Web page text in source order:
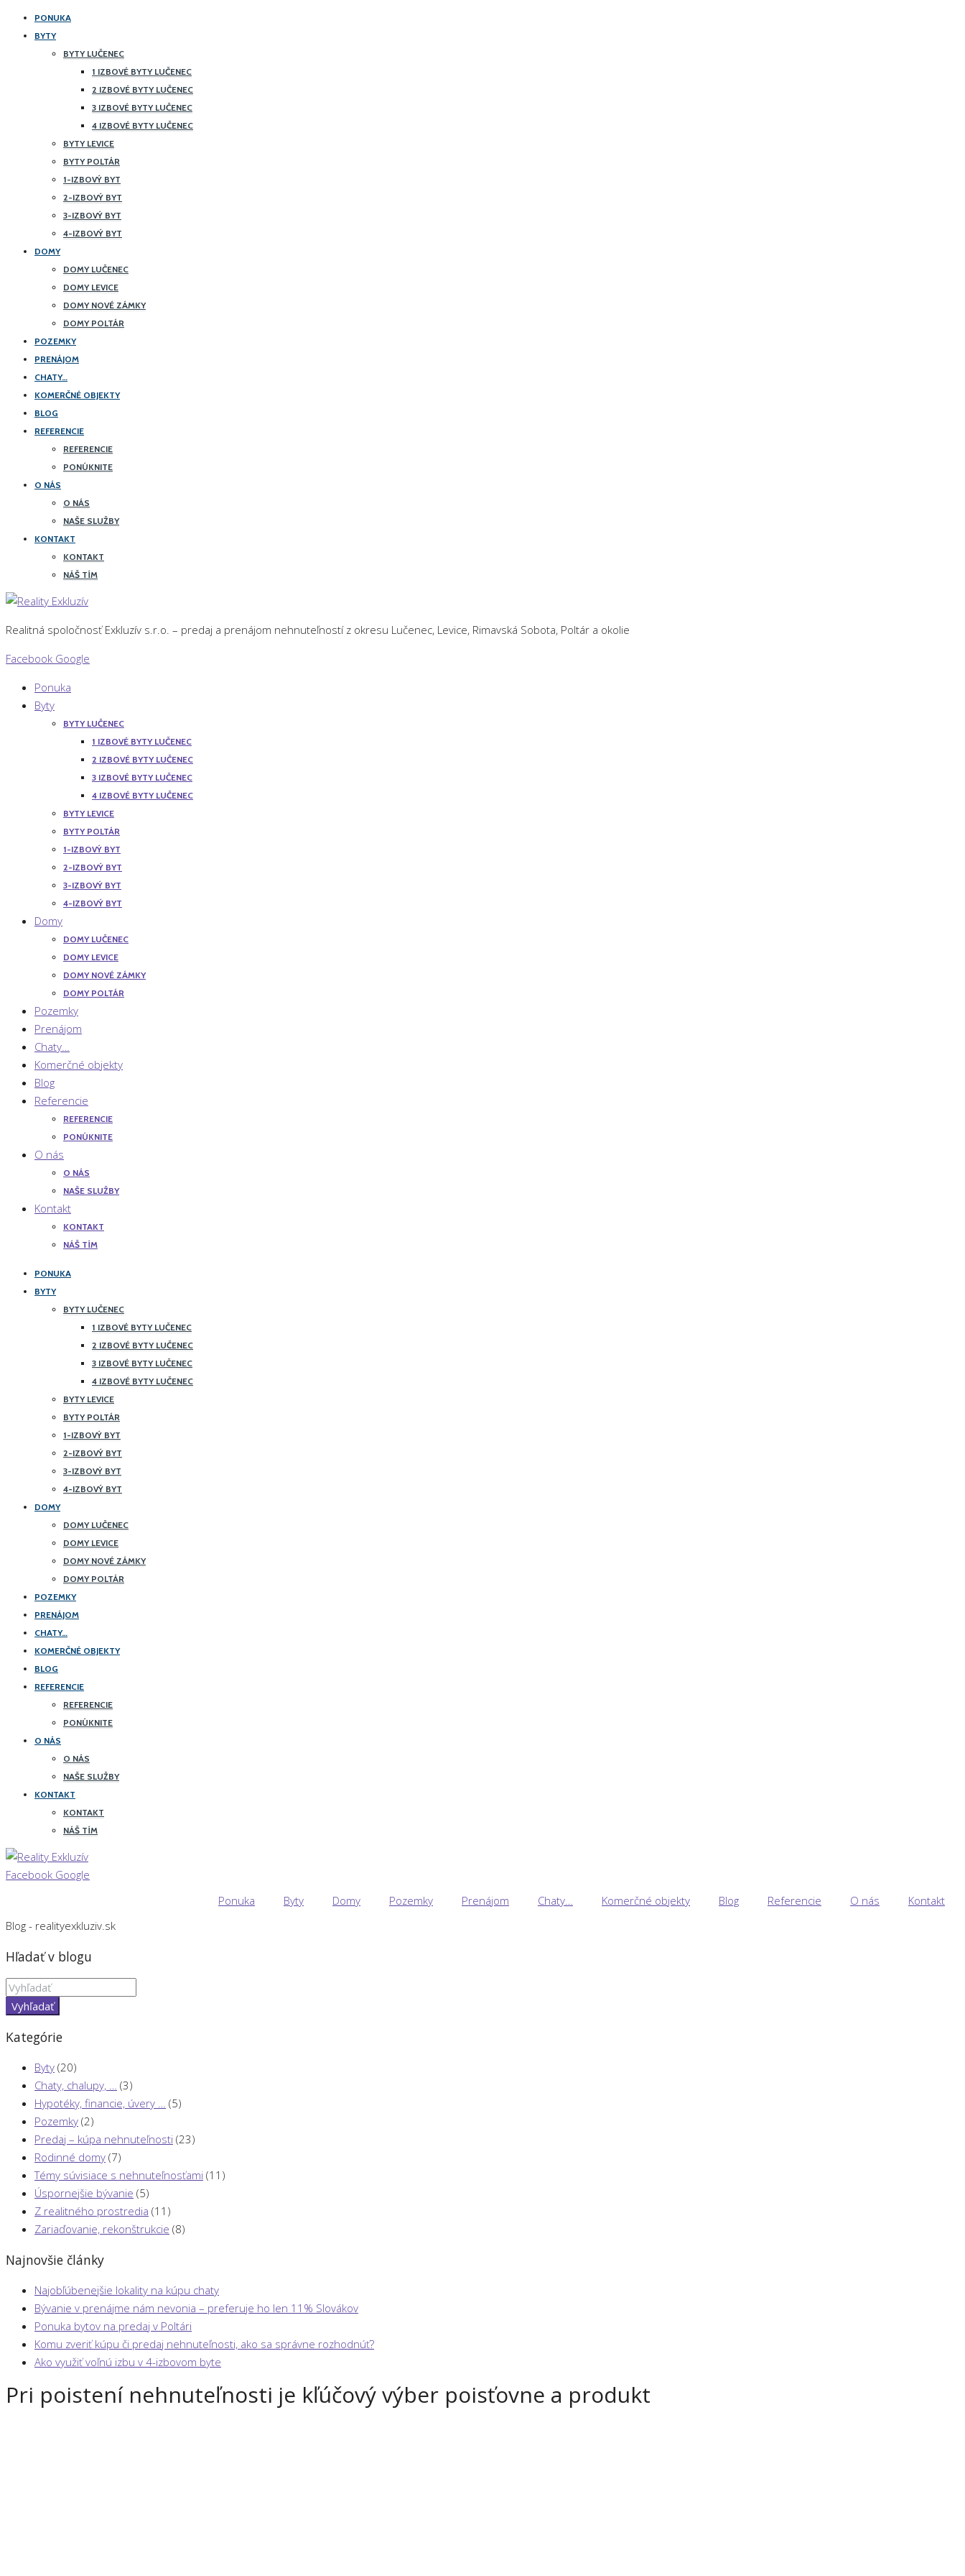
PONUKA
BYTY
BYTY LUČENEC
1 IZBOVÉ BYTY LUČENEC
2 IZBOVÉ BYTY LUČENEC
3 IZBOVÉ BYTY LUČENEC
4 IZBOVÉ BYTY LUČENEC
BYTY LEVICE
BYTY POLTÁR
1-IZBOVÝ BYT
2-IZBOVÝ BYT
3-IZBOVÝ BYT
4-IZBOVÝ BYT
DOMY
DOMY LUČENEC
DOMY LEVICE
DOMY NOVÉ ZÁMKY
DOMY POLTÁR
POZEMKY
PRENÁJOM
CHATY…
KOMERČNÉ OBJEKTY
BLOG
REFERENCIE
REFERENCIE
PONÚKNITE
O NÁS
O NÁS
NAŠE SLUŽBY
KONTAKT
KONTAKT
NÁŠ TÍM
Realitná spoločnosť Exkluzív s.r.o. – predaj a prenájom nehnuteľností z okresu Lučenec, Levice, Rimavská Sobota, Poltár a okolie
Facebook Google
Ponuka
Byty
BYTY LUČENEC
1 IZBOVÉ BYTY LUČENEC
2 IZBOVÉ BYTY LUČENEC
3 IZBOVÉ BYTY LUČENEC
4 IZBOVÉ BYTY LUČENEC
BYTY LEVICE
BYTY POLTÁR
1-IZBOVÝ BYT
2-IZBOVÝ BYT
3-IZBOVÝ BYT
4-IZBOVÝ BYT
Domy
DOMY LUČENEC
DOMY LEVICE
DOMY NOVÉ ZÁMKY
DOMY POLTÁR
Pozemky
Prenájom
Chaty…
Komerčné objekty
Blog
Referencie
REFERENCIE
PONÚKNITE
O nás
O NÁS
NAŠE SLUŽBY
Kontakt
KONTAKT
NÁŠ TÍM
PONUKA
BYTY
BYTY LUČENEC
1 IZBOVÉ BYTY LUČENEC
2 IZBOVÉ BYTY LUČENEC
3 IZBOVÉ BYTY LUČENEC
4 IZBOVÉ BYTY LUČENEC
BYTY LEVICE
BYTY POLTÁR
1-IZBOVÝ BYT
2-IZBOVÝ BYT
3-IZBOVÝ BYT
4-IZBOVÝ BYT
DOMY
DOMY LUČENEC
DOMY LEVICE
DOMY NOVÉ ZÁMKY
DOMY POLTÁR
POZEMKY
PRENÁJOM
CHATY…
KOMERČNÉ OBJEKTY
BLOG
REFERENCIE
REFERENCIE
PONÚKNITE
O NÁS
O NÁS
NAŠE SLUŽBY
KONTAKT
KONTAKT
NÁŠ TÍM
Facebook Google
Ponuka
Byty Domy Pozemky Prenájom Chaty… Komerčné objekty Blog Referencie O nás
Kontakt
Blog - realityexkluziv.sk
Hľadať v blogu
Vyhľadať
Kategórie
Byty (20)
Chaty, chalupy, … (3)
Hypotéky, financie, úvery … (5)
Pozemky (2)
Predaj – kúpa nehnuteľnosti (23)
Rodinné domy (7)
Témy súvisiace s nehnuteľnosťami (11)
Úspornejšie bývanie (5)
Z realitného prostredia (11)
Zariaďovanie, rekonštrukcie (8)
Najnovšie články
Najobľúbenejšie lokality na kúpu chaty
Bývanie v prenájme nám nevonia – preferuje ho len 11% Slovákov
Ponuka bytov na predaj v Poltári
Komu zveriť kúpu či predaj nehnuteľnosti, ako sa správne rozhodnúť?
Ako využiť voľnú izbu v 4-izbovom byte
Pri poistení nehnuteľnosti je kľúčový výber poisťovne a produkt